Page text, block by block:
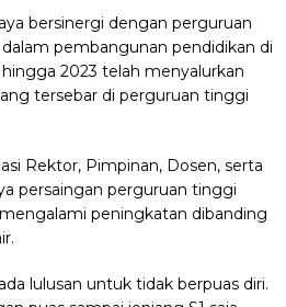
bersinergi dengan perguruan
pembangunan pendidikan di
2023 telah menyalurkan
tersebar di perguruan tinggi
Rektor, Pimpinan, Dosen, serta
persaingan perguruan tinggi
peningkatan dibanding
lulusan untuk tidak berpuas diri.